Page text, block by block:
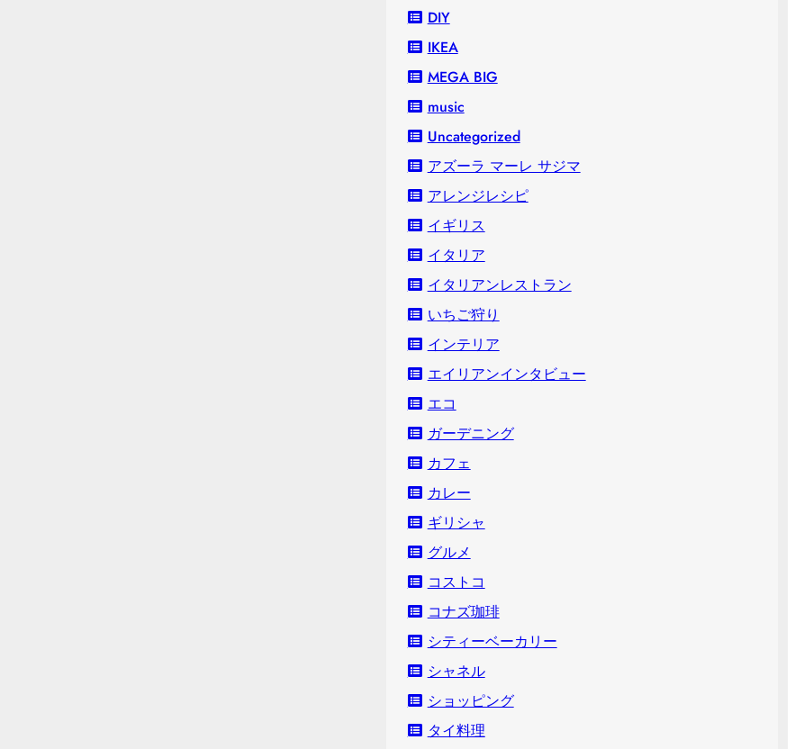
DIY
IKEA
MEGA BIG
music
Uncategorized
アズーラ マーレ サジマ
アレンジレシピ
イギリス
イタリア
イタリアンレストラン
いちご狩り
インテリア
エイリアンインタビュー
エコ
ガーデニング
カフェ
カレー
ギリシャ
グルメ
コストコ
コナズ珈琲
シティーベーカリー
シャネル
ショッピング
タイ料理